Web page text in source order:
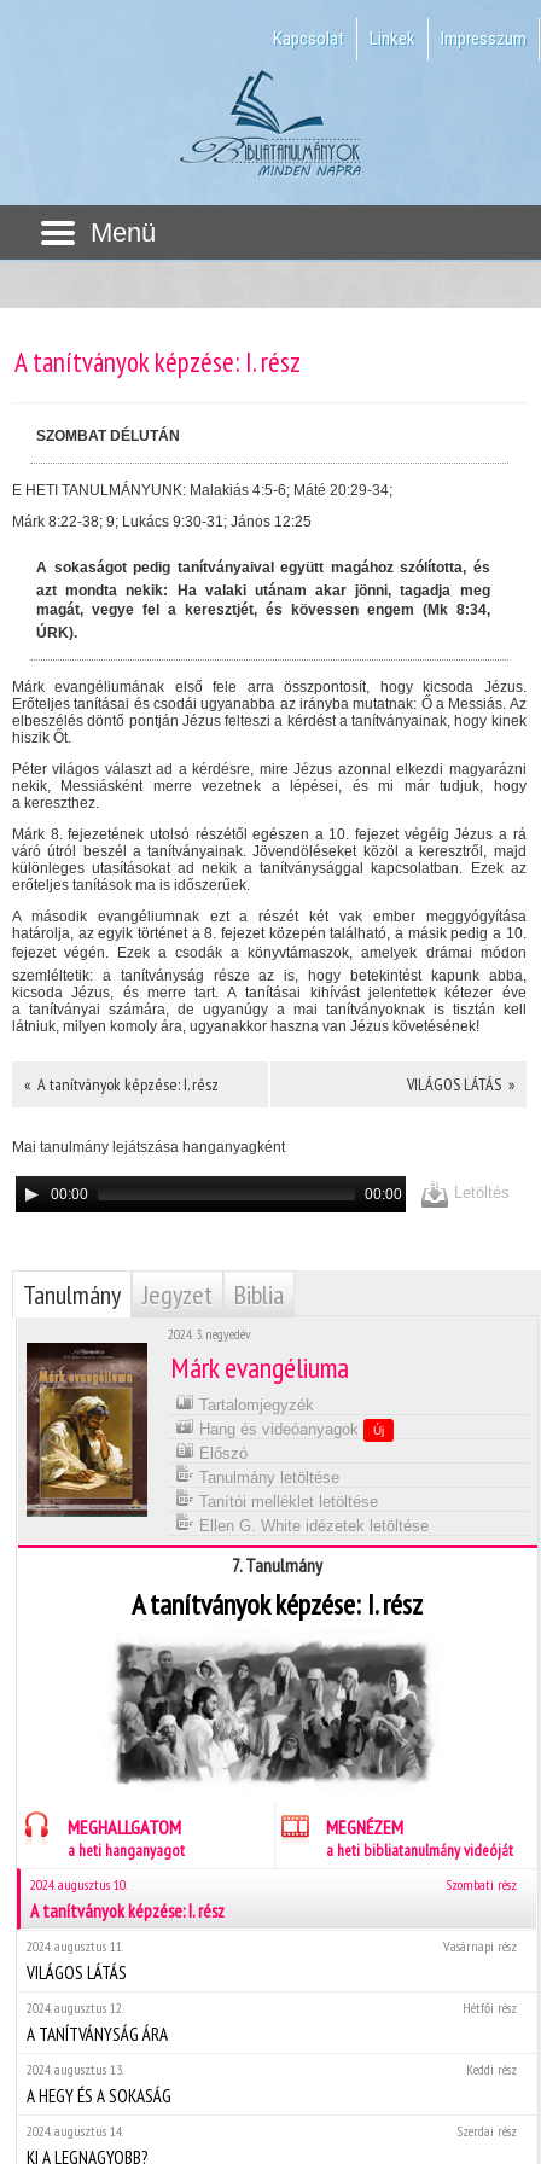
Kapcsolat Linkek Impresszum
Menü
A tanítványok képzése: I. rész
SZOMBAT DÉLUTÁN
E HETI TANULMÁNYUNK: Malakiás 4:5-6; Máté 20:29-34;
Márk 8:22-38; 9; Lukács 9:30-31; János 12:25
A sokaságot pedig tanítványaival együtt magához szólította, és
azt mondta nekik: Ha valaki utánam akar jönni, tagadja meg
magát, vegye fel a keresztjét, és kövessen engem (Mk 8:34,
ÚRK).
Márk evangéliumának első fele arra összpontosít, hogy kicsoda Jézus.
Erőteljes tanításai és csodái ugyanabba az irányba mutatnak: Ő a Messiás. Az
elbeszélés döntő pontján Jézus felteszi a kérdést a tanítványainak, hogy kinek
hiszik Őt.
Péter világos választ ad a kérdésre, mire Jézus azonnal elkezdi magyarázni
nekik, Messiásként merre vezetnek a lépései, és mi már tudjuk, hogy
a kereszthez.
Márk 8. fejezetének utolsó részétől egészen a 10. fejezet végéig Jézus a rá
váró útról beszél a tanítványainak. Jövendöléseket közöl a keresztről, majd
különleges utasításokat ad nekik a tanítványsággal kapcsolatban. Ezek az
erőteljes tanítások ma is időszerűek.
A második evangéliumnak ezt a részét két vak ember meggyógyítása
határolja, az egyik történet a 8. fejezet közepén található, a másik pedig a 10.
fejezet végén. Ezek a csodák a könyvtámaszok, amelyek drámai módon
szemléltetik: a tanítványság része az is, hogy betekintést kapunk abba,
kicsoda Jézus, és merre tart. A tanításai kihívást jelentettek kétezer éve
a tanítványai számára, de ugyanúgy a mai tanítványoknak is tisztán kell
látniuk, milyen komoly ára, ugyanakkor haszna van Jézus követésének!
« A tanítványok képzése: I. rész VILÁGOS LÁTÁS »
Mai tanulmány lejátszása hanganyagként
00:00 00:00 Letöltés
Tanulmány Jegyzet Biblia
2024. 3. negyedév
Márk evangéliuma
Tartalomjegyzék
Hang és videóanyagok
Új
Előszó
Tanulmány letöltése
Tanítói melléklet letöltése
Ellen G. White idézetek letöltése
7. Tanulmány
A tanítványok képzése: I. rész
MEGHALLGATOM
a heti hanganyagot
MEGNÉZEM
a heti bibliatanulmány videóját
Szombati rész
2024. augusztus 10.
A tanítványok képzése: I. rész
Vasárnapi rész
2024. augusztus 11.
VILÁGOS LÁTÁS
Hétfői rész
2024. augusztus 12.
A TANÍTVÁNYSÁG ÁRA
Keddi rész
2024. augusztus 13.
A HEGY ÉS A SOKASÁG
Szerdai rész
2024. augusztus 14.
KI A LEGNAGYOBB?